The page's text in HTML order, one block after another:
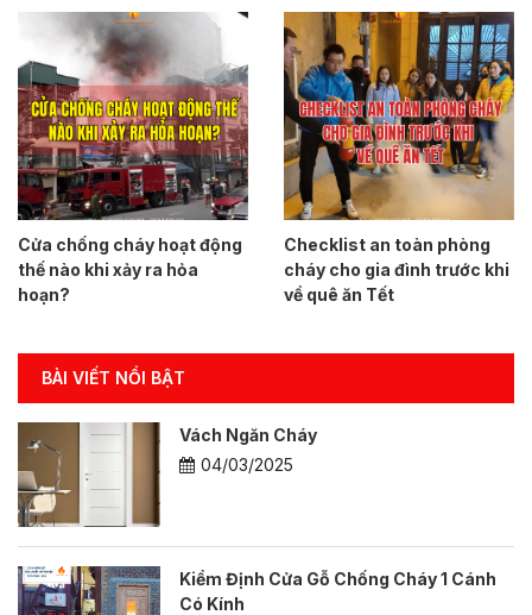
Cửa chống cháy hoạt động
thế nào khi xảy ra hỏa
hoạn?
Checklist an toàn phòng
cháy cho gia đình trước khi
về quê ăn Tết
BÀI VIẾT NỔI BẬT
Vách Ngăn Cháy
04/03/2025
Kiểm Định Cửa Gỗ Chống Cháy 1 Cánh
Có Kính